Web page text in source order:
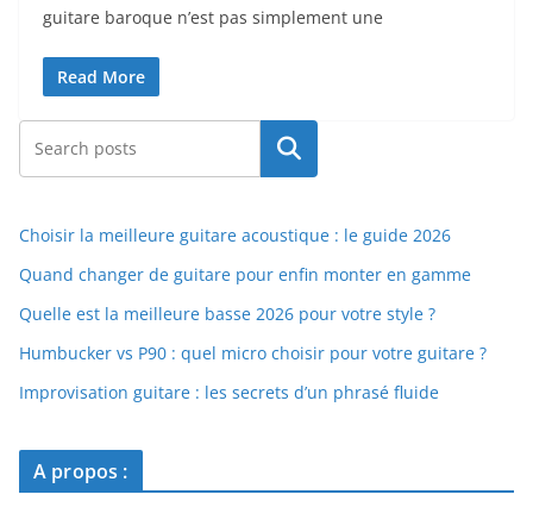
guitare baroque n’est pas simplement une
Read More
Rechercher
Choisir la meilleure guitare acoustique : le guide 2026
Quand changer de guitare pour enfin monter en gamme
Quelle est la meilleure basse 2026 pour votre style ?
Humbucker vs P90 : quel micro choisir pour votre guitare ?
Improvisation guitare : les secrets d’un phrasé fluide
A propos :